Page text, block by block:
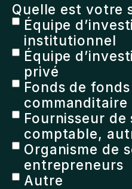
Quelle est votre
Équipe
institutionnel
Équipe
privé
Fonds de
commanditaire
Fournisseur
comptable,
Organisme de
entrepreneurs
Autre